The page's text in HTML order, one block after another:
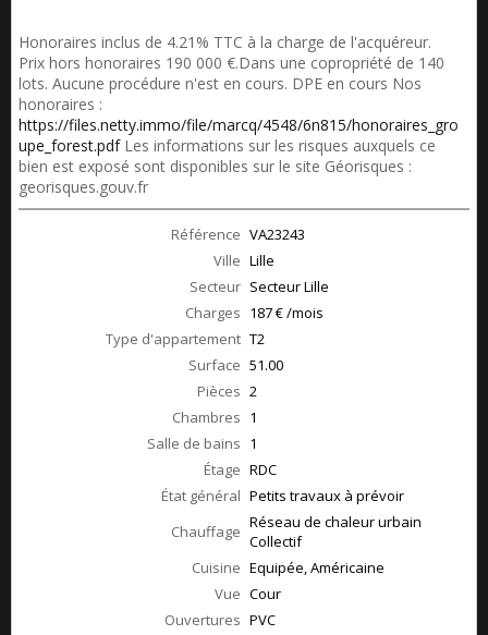
Honoraires inclus de 4.21% TTC à la charge de l'acquéreur.
Prix hors honoraires 190 000 €.Dans une copropriété de 140
lots. Aucune procédure n'est en cours. DPE en cours Nos
honoraires :
https://files.netty.immo/file/marcq/4548/6n815/honoraires_gro
upe_forest.pdfLes informations sur les risques auxquels ce
bien est exposé sont disponibles sur le site Géorisques :
georisques.gouv.fr
Référence VA23243
Ville Lille
Secteur Secteur Lille
Charges 187 € /mois
Type d'appartement T2
Surface 51.00
Pièces 2
Chambres 1
Salle de bains 1
Étage RDC
État général Petits travaux à prévoir
Chauffage Réseau de chaleur urbain
Collectif
Cuisine Equipée, Américaine
Vue Cour
Ouvertures PVC